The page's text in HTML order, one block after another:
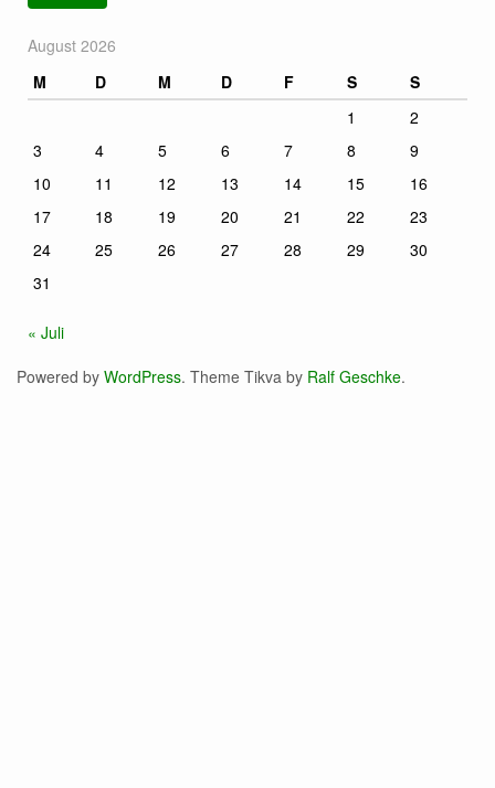
August 2026
M
D M D F S
S
1
2
3
4 5 6 7 8
9
10
11 12 13 14 15
16
17
18 19 20 21 22
23
24
25 26 27 28 29
30
31
« Juli
Powered by WordPress. Theme Tikva by Ralf Geschke.